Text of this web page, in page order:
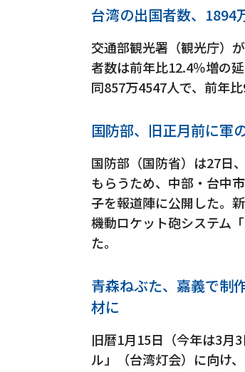
台湾の出国者数、
交通部観光署（観光庁）
者数は前年比12.4％増の
同857万4547人で、前年比
国防部、旧正月前に軍
国防部（国防省）は27日
もらうため、中部・台中
子を報道陣に公開した。
機動ロケット砲システム
た。
青森ねぶた、嘉義で
材に
旧暦1月15日（今年は3月
ル」（台湾灯会）に向け